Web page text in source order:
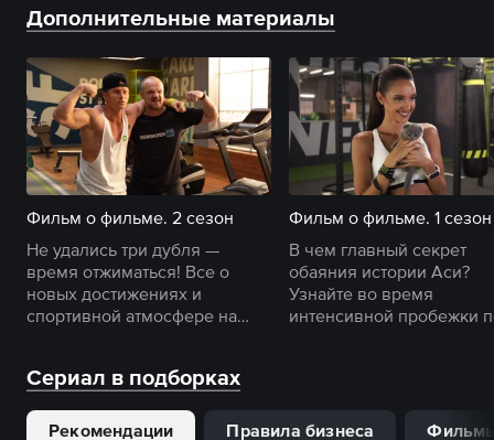
Дополнительные материалы
Фильм о фильме. 2 сезон
Не удались три дубля —
время отжиматься! Все о
новых достижениях и
спортивной атмосфере на
Фильм о фильме. 1 сезон
В чем главный секрет
обаяния истории Аси?
Узнайте во время
интенсивной пробежки
Сериал в подборках
Рекомендации Правила бизнеса